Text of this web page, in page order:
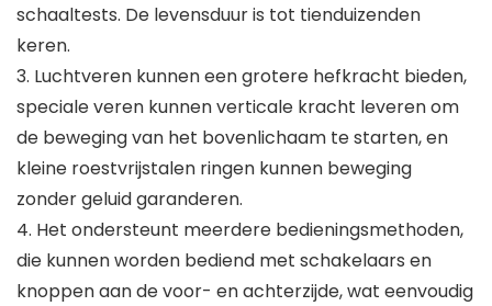
schaaltests. De levensduur is tot tienduizenden
keren.
3. Luchtveren kunnen een grotere hefkracht bieden,
speciale veren kunnen verticale kracht leveren om
de beweging van het bovenlichaam te starten, en
kleine roestvrijstalen ringen kunnen beweging
zonder geluid garanderen.
4. Het ondersteunt meerdere bedieningsmethoden,
die kunnen worden bediend met schakelaars en
knoppen aan de voor- en achterzijde, wat eenvoudig